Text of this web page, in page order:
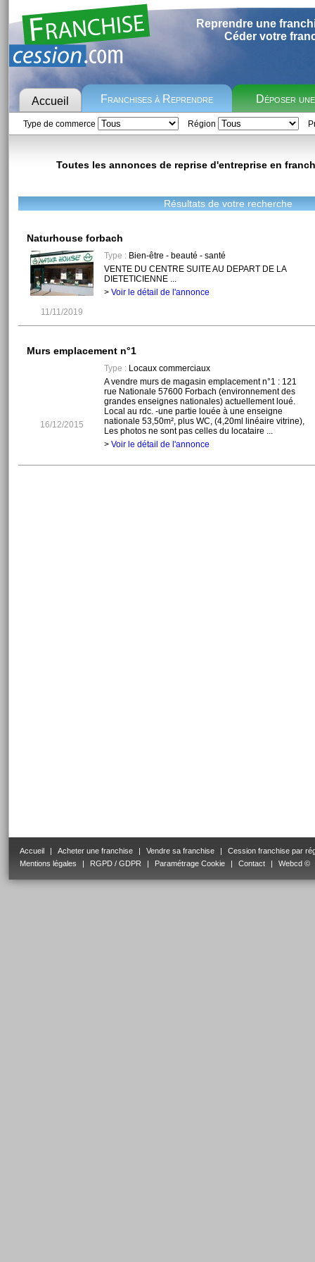
Reprendre une
Céder votre
Accueil Franchises à Reprendre Déposer
Type de commerce Région
Toutes les annonces de reprise d'entreprise en
Résultats de votre recherche
Naturhouse forbach
11/11/2019
Type :Bien-être - beauté - santé
VENTE DU CENTRE SUITE AU DEPART DE LA
DIETETICIENNE ...
> Voir le détail de l'annonce
Murs emplacement n°1
16/12/2015
Type :Locaux commerciaux
A vendre murs de magasin emplacement n°1 : 121
rue Nationale 57600 Forbach (environnement des
grandes enseignes nationales) actuellement loué.
Local au rdc. -une partie louée à une enseigne
nationale 53,50m², plus WC, (4,20ml linéaire vitrine),
Les photos ne sont pas celles du locataire ...
> Voir le détail de l'annonce
Accueil | Acheter une franchise | Vendre sa franchise |
Cession franchise par
Mentions légales
| RGPD / GDPR | Paramétrage Cookie | Contact | Webcd ©